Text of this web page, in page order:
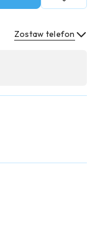
Zostaw telefon